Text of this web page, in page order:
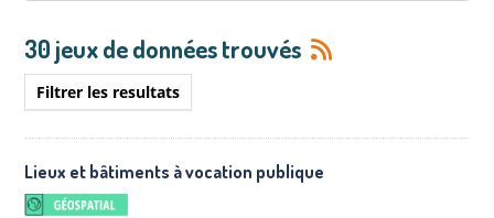
30 jeux de données trouvés
Filtrer les resultats
Lieux et bâtiments à vocation publique